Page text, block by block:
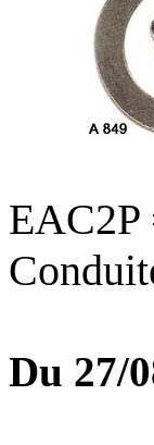
EAC2P
Du 27/